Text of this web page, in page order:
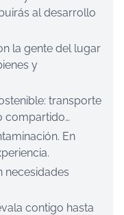
al desarrollo
la gente del lugar
y
transporte
compartido…
En
necesidades
contigo hasta